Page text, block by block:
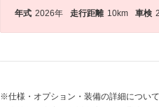
年式 2026年 走行距離 10km 車検
※仕様・オプション・装備の詳細につい